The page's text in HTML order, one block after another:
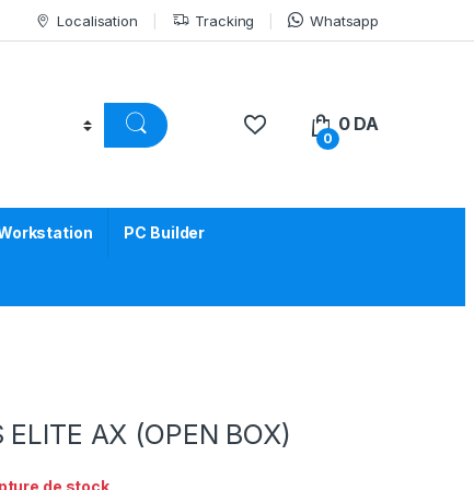
Localisation Tracking Whatsapp
0
0DA
PC Builder
AX (OPEN BOX)
de stock